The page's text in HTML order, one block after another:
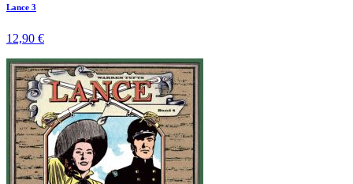
Lance 3
12,90 €